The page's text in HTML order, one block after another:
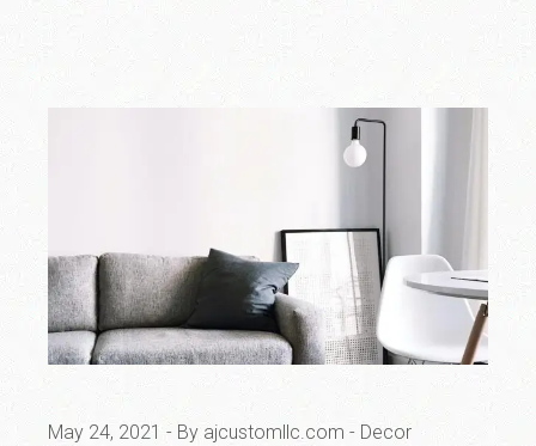
May 24, 2021 By ajcustomllc.com Decor